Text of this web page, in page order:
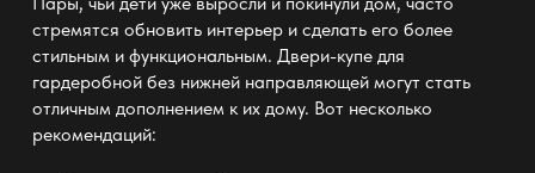
стремятся обновить интерьер и сделать его более
стильным и функциональным. Двери-купе для
гардеробной без нижней направляющей могут стать
отличным дополнением к их дому. Вот несколько
рекомендаций: